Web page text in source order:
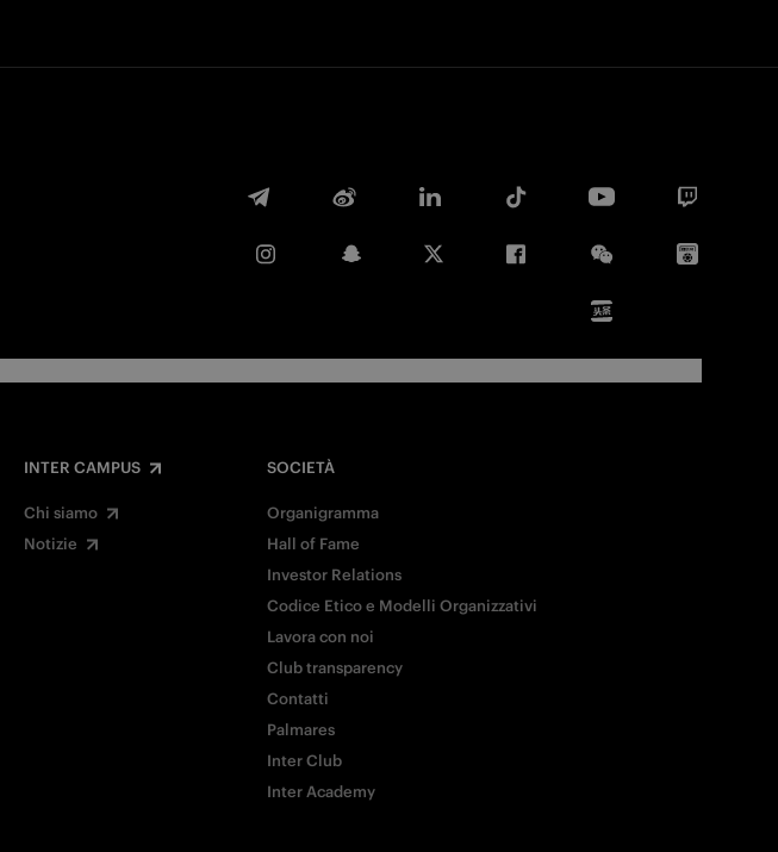
INTER CAMPUS
Chi siamo
Notizie
SOCIETÀ
Organigramma
Hall of Fame
Investor Relations
Codice Etico e Modelli Organizzativi
Lavora con noi
Club transparency
Contatti
Palmares
Inter Club
Inter Academy